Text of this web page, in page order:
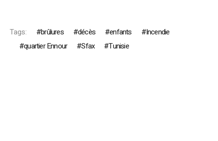
Tags: brûlures décès enfants
Incendie
quartier Ennour
Sfax Tunisie